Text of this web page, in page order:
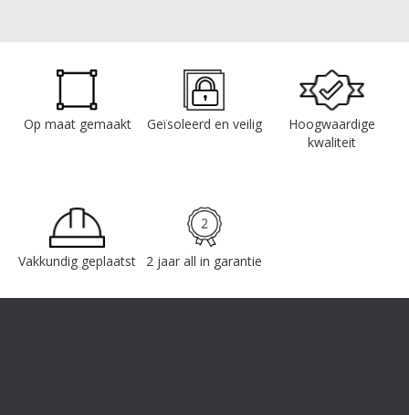
Op maat gemaakt Geïsoleerd en veilig
Hoogwaardige
kwaliteit
Vakkundig geplaatst 2 jaar all in garantie